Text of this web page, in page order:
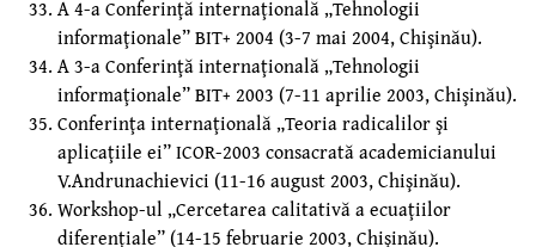
A 4-a Conferinţă internaţională „Tehnologii
informaţionale” BIT+ 2004 (3-7 mai 2004, Chişinău).
A 3-a Conferinţă internaţională „Tehnologii
informaţionale” BIT+ 2003 (7-11 aprilie 2003, Chişinău).
Conferinţa internaţională „Teoria radicalilor şi
aplicaţiile ei” ICOR-2003 consacrată academicianului
V.Andrunachievici (11-16 august 2003, Chişinău).
Workshop-ul „Cercetarea calitativă a ecuaţiilor
diferenţiale” (14-15 februarie 2003, Chişinău).